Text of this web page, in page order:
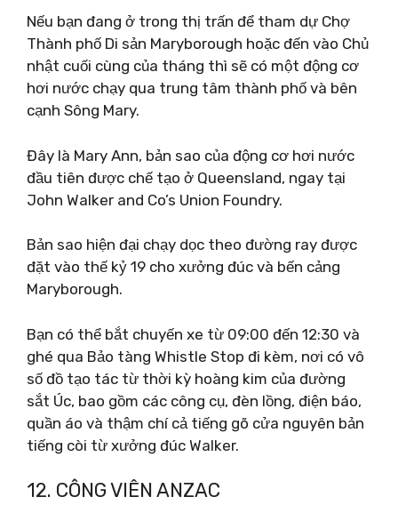
Nếu bạn đang ở trong thị trấn để tham dự Chợ
Thành phố Di sản Maryborough hoặc đến vào Chủ
nhật cuối cùng của tháng thì sẽ có một động cơ
hơi nước chạy qua trung tâm thành phố và bên
cạnh Sông Mary.
Đây là Mary Ann, bản sao của động cơ hơi nước
đầu tiên được chế tạo ở Queensland, ngay tại
John Walker and Co’s Union Foundry.
Bản sao hiện đại chạy dọc theo đường ray được
đặt vào thế kỷ 19 cho xưởng đúc và bến cảng
Maryborough.
Bạn có thể bắt chuyến xe từ 09:00 đến 12:30 và
ghé qua Bảo tàng Whistle Stop đi kèm, nơi có vô
số đồ tạo tác từ thời kỳ hoàng kim của đường
sắt Úc, bao gồm các công cụ, đèn lồng, điện báo,
quần áo và thậm chí cả tiếng gõ cửa nguyên bản
tiếng còi từ xưởng đúc Walker.
12. CÔNG VIÊN ANZAC